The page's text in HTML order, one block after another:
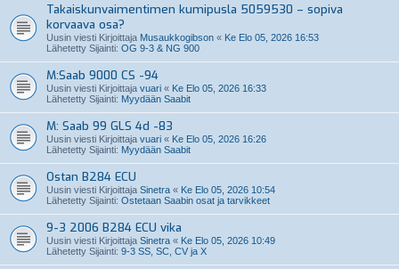
Takaiskunvaimentimen kumipusla 5059530 – sopiva
korvaava osa?
Uusin viesti Kirjoittaja Musaukkogibson « Ke Elo 05, 2026 16:53
Lähetetty Sijainti: OG 9-3 & NG 900
M:Saab 9000 CS -94
Uusin viesti Kirjoittaja vuari « Ke Elo 05, 2026 16:33
Lähetetty Sijainti: Myydään Saabit
M: Saab 99 GLS 4d -83
Uusin viesti Kirjoittaja vuari « Ke Elo 05, 2026 16:26
Lähetetty Sijainti: Myydään Saabit
Ostan B284 ECU
Uusin viesti Kirjoittaja Sinetra « Ke Elo 05, 2026 10:54
Lähetetty Sijainti: Ostetaan Saabin osat ja tarvikkeet
9-3 2006 B284 ECU vika
Uusin viesti Kirjoittaja Sinetra « Ke Elo 05, 2026 10:49
Lähetetty Sijainti: 9-3 SS, SC, CV ja X